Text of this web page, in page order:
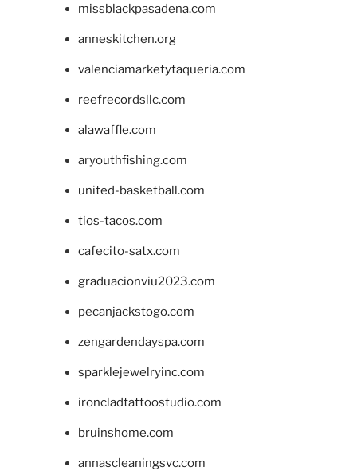
missblackpasadena.com
anneskitchen.org
valenciamarketytaqueria.com
reefrecordsllc.com
alawaffle.com
aryouthfishing.com
united-basketball.com
tios-tacos.com
cafecito-satx.com
graduacionviu2023.com
pecanjackstogo.com
zengardendayspa.com
sparklejewelryinc.com
ironcladtattoostudio.com
bruinshome.com
annascleaningsvc.com